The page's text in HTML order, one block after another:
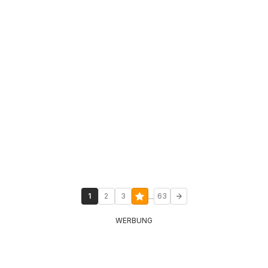
1 2 3 ... 63
WERBUNG